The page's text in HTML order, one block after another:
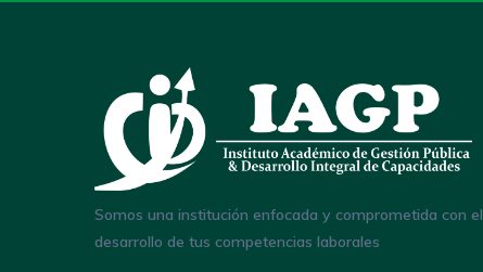
Somos una institución enfocada y comprometida con el
desarrollo de tus competencias laborales